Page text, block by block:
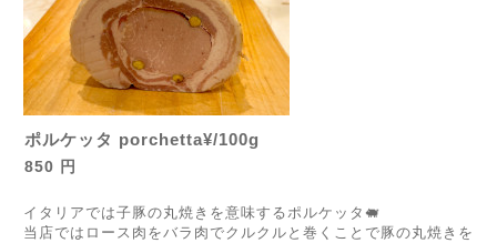
ポルケッタ porchetta¥/100g
850 円
イタリアでは子豚の丸焼きを意味するポルケッタ🐖
当店ではロース肉をバラ肉でクルクルと巻くことで豚の丸焼きを